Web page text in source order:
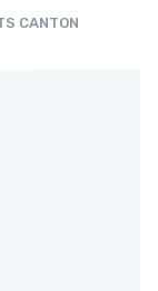
CANTON